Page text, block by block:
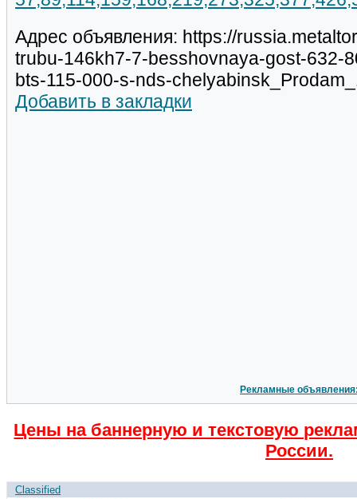
Адрес объявления: https://
trubu-146kh7-7-besshovnaya-gost-632-
bts-115-000-s-nds-
Добавить в закладки
Рекламные
Цены на баннерную и текстовую
России.
Classified